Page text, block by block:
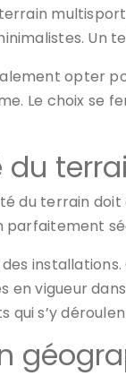
terrain
Un
opter
Le choix se
du
du terrain
en vigueur
qui s’y